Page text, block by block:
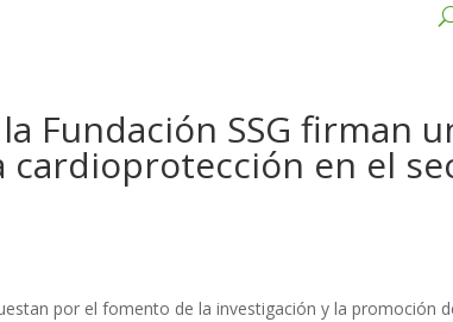
la Fundación SSG firman
cardioprotección en el
por el fomento de la investigación y la promoción